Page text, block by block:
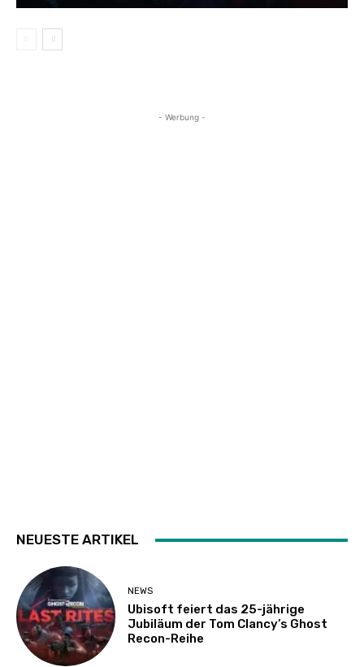
- Werbung -
NEUESTE ARTIKEL
NEWS
Ubisoft feiert das 25-jährige
Jubiläum der Tom Clancy’s Ghost
Recon-Reihe